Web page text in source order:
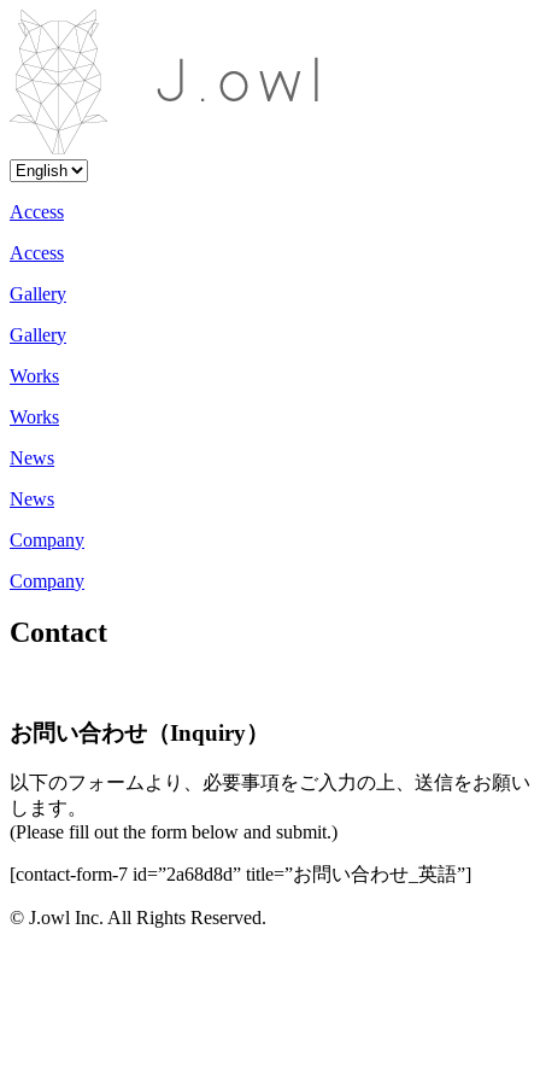
Access
Access
Gallery
Gallery
Works
Works
News
News
Company
Company
Contact
お問い合わせ（Inquiry）
以下のフォームより、必要事項をご入力の上、送信をお願い
します。
(Please fill out the form below and submit.)
[contact-form-7 id=”2a68d8d” title=”お問い合わせ_英語”]
© J.owl Inc. All Rights Reserved.